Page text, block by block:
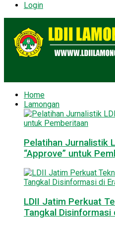
Login
Home
Lamongan
Pelatihan Jurnalistik
“Approve” untuk
LDII Jatim Perkuat
Tangkal Disinformasi